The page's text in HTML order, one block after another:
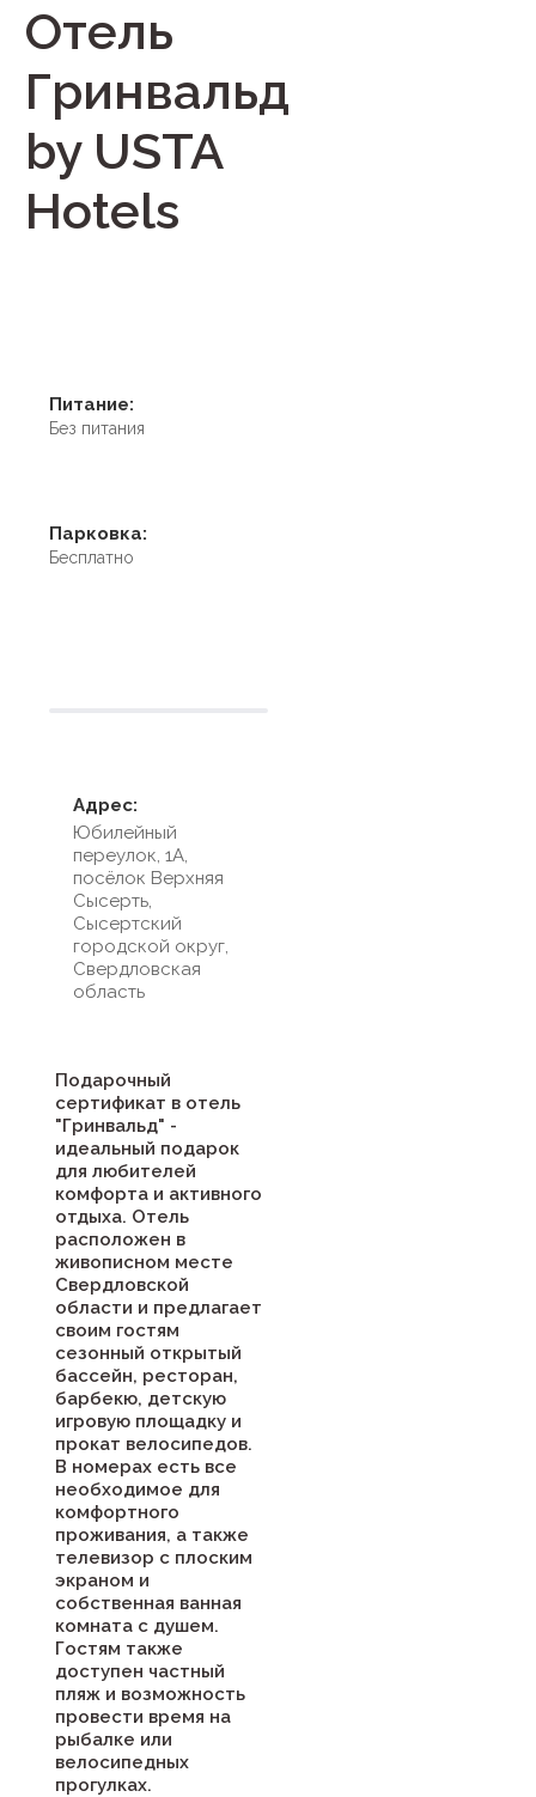
Отель
Гринвальд
by USTA
Hotels
Питание:
Без питания
Парковка:
Бесплатно
Адрес:
Юбилейный
переулок, 1А,
посёлок Верхняя
Сысерть,
Сысертский
городской округ,
Свердловская
область
Подарочный
сертификат в отель
"Гринвальд" -
идеальный подарок
для любителей
комфорта и активного
отдыха. Отель
расположен в
живописном месте
Свердловской
области и предлагает
своим гостям
сезонный открытый
бассейн, ресторан,
барбекю, детскую
игровую площадку и
прокат велосипедов.
В номерах есть все
необходимое для
комфортного
проживания, а также
телевизор с плоским
экраном и
собственная ванная
комната с душем.
Гостям также
доступен частный
пляж и возможность
провести время на
рыбалке или
велосипедных
прогулках.